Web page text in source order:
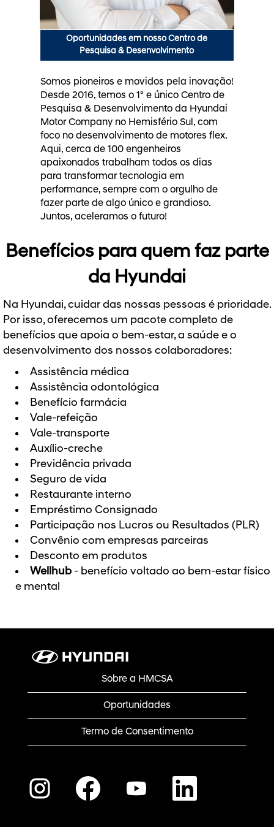
Oportunidades em nosso Centro de
Pesquisa & Desenvolvimento
Somos pioneiros e movidos pela inovação!
Desde 2016, temos o 1º e único Centro de
Pesquisa & Desenvolvimento da Hyundai
Motor Company no Hemisfério Sul, com
foco no desenvolvimento de motores flex.
Aqui, cerca de 100 engenheiros
apaixonados trabalham todos os dias
para transformar tecnologia em
performance, sempre com o orgulho de
fazer parte de algo único e grandioso.
Juntos, aceleramos o futuro!
Benefícios para quem faz parte
da Hyundai
Na Hyundai, cuidar das nossas pessoas é prioridade.
Por isso, oferecemos um pacote completo de
benefícios que apoia o bem-estar, a saúde e o
desenvolvimento dos nossos colaboradores:
Assistência médica
Assistência odontológica
Benefício farmácia
Vale-refeição
Vale-transporte
Auxílio-creche
Previdência privada
Seguro de vida
Restaurante interno
Empréstimo Consignado
Participação nos Lucros ou Resultados (PLR)
Convênio com empresas parceiras
Desconto em produtos
Wellhub - benefício voltado ao bem-estar físico
e mental
Sobre a HMCSA
Oportunidades
Termo de Consentimento
A
b
b
A